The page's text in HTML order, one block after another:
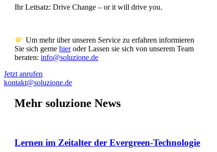
Ihr Leitsatz: Drive Change – or it will drive you.
Um mehr über unseren Service zu erfahren informieren
Sie sich gernehieroder Lassen sie sich von unserem Team
beraten:info@soluzione.de
Jetzt anrufen
kontakt@soluzione.de
Mehr soluzione News
Lernen im Zeitalter der Evergreen-Technologie